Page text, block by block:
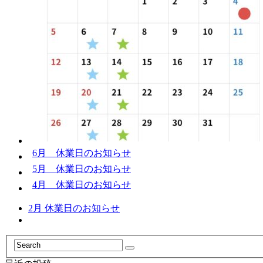
6月 休業日のお知らせ
5月 休業日のお知らせ
4月 休業日のお知らせ
2月 休業日のお知らせ